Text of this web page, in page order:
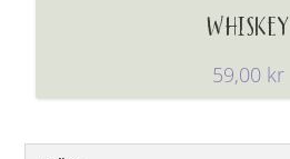
WHISKEY
59,00 kr